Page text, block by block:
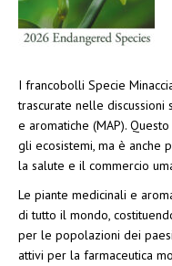
I francobolli Specie
trascurate nelle discussioni
e aromatiche (MAP).
gli ecosistemi, ma è anche
la salute e il commercio
Le piante medicinali e
di tutto il mondo,
per le popolazioni dei
attivi per la farmaceutica